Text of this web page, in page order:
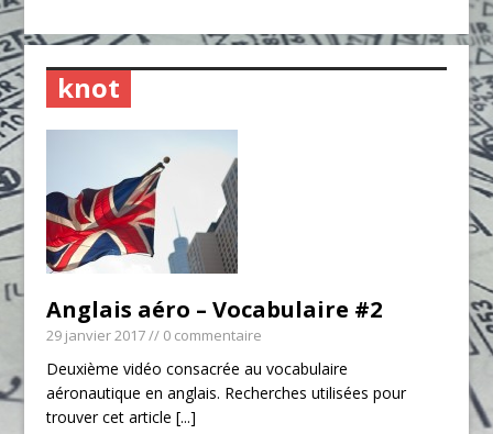
knot
Anglais aéro – Vocabulaire #2
29 janvier 2017// 0 commentaire
Deuxième vidéo consacrée au vocabulaire
aéronautique en anglais. Recherches utilisées pour
trouver cet article[...]